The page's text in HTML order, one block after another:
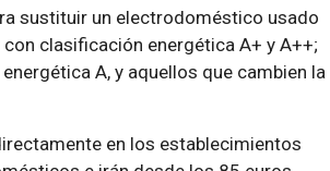
sustituir un electrodoméstico usado
clasificación energética A+ y A++;
A, y aquellos que cambien la
en los establecimientos